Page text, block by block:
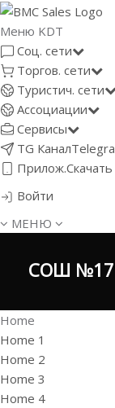
Меню KDT
Соц. сети
Торгов. сети
Туристич. сети
Ассоциации
Сервисы
TG Канал
Прилож.
Войти
МЕНЮ
СОШ
Home
Home 1
Home 2
Home 3
Home 4